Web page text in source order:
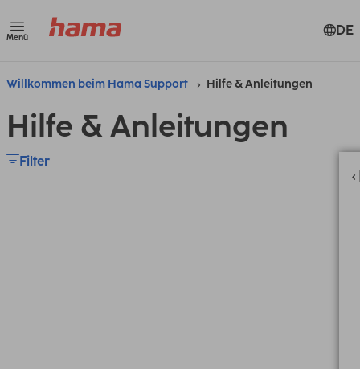
Menü DE
Willkommen beim Hama Support Hilfe & Anleitungen
Hilfe & Anleitungen
Filter